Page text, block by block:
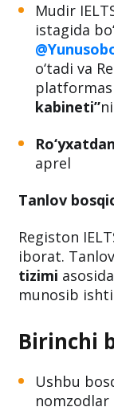
Mudir
istagida
o‘tadi va
kabineti”
aprel
Tanlov
Registon
iborat.
tizimi
munosib
Birinchi
Ushbu
nomzodlar